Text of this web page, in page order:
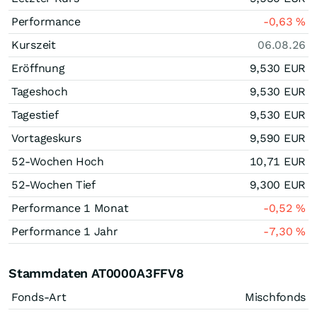
Performance
-0,63%
Kurszeit
06.08.26
Eröffnung
9,530 EUR
Tageshoch
9,530 EUR
Tagestief
9,530 EUR
Vortageskurs
9,590 EUR
52-Wochen Hoch
10,71 EUR
52-Wochen Tief
9,300 EUR
Performance 1 Monat
-0,52%
Performance 1 Jahr
-7,30%
Stammdaten AT0000A3FFV8
Fonds-Art
Mischfonds